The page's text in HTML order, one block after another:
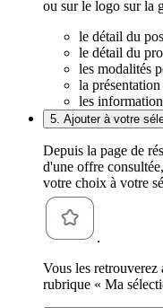
ou sur le logo sur la
le détail du
le détail du
les modalités
la
les
5. Ajouter à votre
Depuis la page de
d'une offre
votre choix à votre
.
Vous les retrouverez
rubrique « Ma